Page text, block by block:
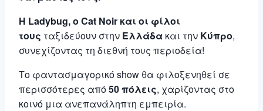
H Ladybug,o Cat Noir και οι φίλοι
τους ταξιδεύουν στην Ελλάδα και την Κύπρο,
συνεχίζοντας τη διεθνή τους περιοδεία!
Το φαντασμαγορικό show θα φιλοξενηθεί σε
περισσότερες από50 πόλεις, χαρίζοντας στο
κοινό μια ανεπανάληπτη εμπειρία.